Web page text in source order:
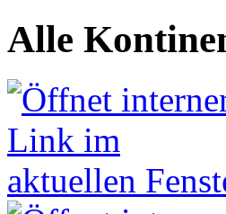
Alle